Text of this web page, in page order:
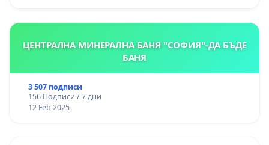
ЦЕНТРАЛНА МИНЕРАЛНА БАНЯ "СОФИЯ"-ДА БЪДЕ
БАНЯ
3 507 подписи
156 Подписи / 7 дни
12 Feb 2025